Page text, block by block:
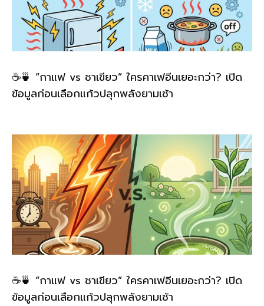
☕🍵 “กาแฟ vs ชาเขียว” ใครคาเฟอีนเยอะกว่า? เปิด
ข้อมูลก่อนเลือกแก้วปลุกพลังยามเช้า
☕🍵 “กาแฟ vs ชาเขียว” ใครคาเฟอีนเยอะกว่า? เปิด
ข้อมูลก่อนเลือกแก้วปลุกพลังยามเช้า